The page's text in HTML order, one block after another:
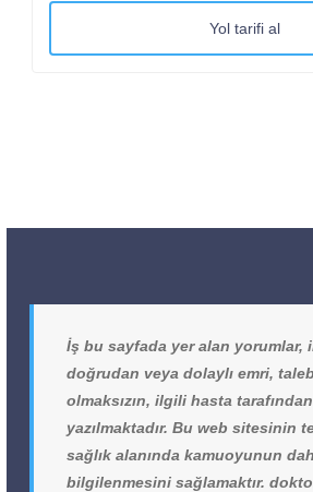
Yol tarifi al
İş bu sayfada yer alan yorumlar,
doğrudan veya dolaylı emri,
olmaksızın, ilgili hasta
yazılmaktadır. Bu web sitesinin
sağlık alanında kamuoyunun
bilgilenmesini sağlamaktır.